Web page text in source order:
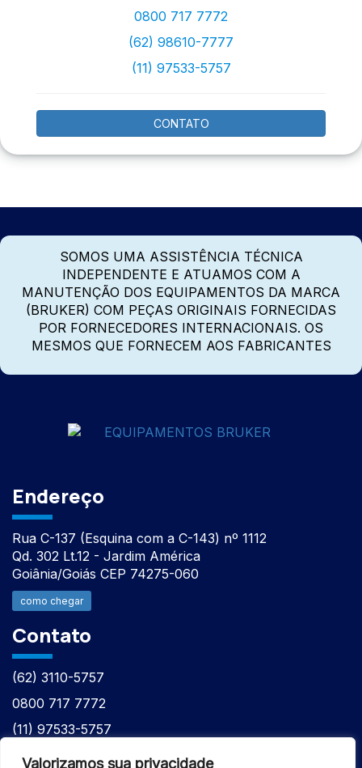
Valorizamos sua privacidade
0800 717 7772
(62) 98610-7777
(11) 97533-5757
CONTATO
SOMOS UMA ASSISTÊNCIA TÉCNICA
INDEPENDENTE E ATUAMOS COM A
MANUTENÇÃO DOS EQUIPAMENTOS DA MARCA
(BRUKER) COM PEÇAS ORIGINAIS FORNECIDAS
POR FORNECEDORES INTERNACIONAIS. OS
MESMOS QUE FORNECEM AOS FABRICANTES
Endereço
Rua C-137 (Esquina com a C-143) nº 1112
Qd. 302 Lt.12 - Jardim América
Goiânia/Goiás CEP 74275-060
como chegar
Contato
(62) 3110-5757
0800 717 7772
(11) 97533-5757
(62) 98610-7777